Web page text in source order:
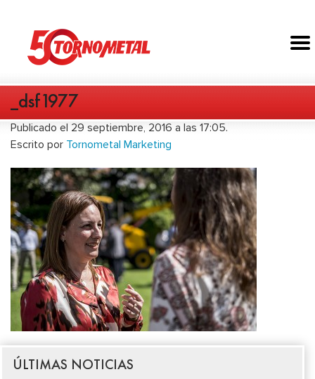
_dsf1977
Publicado el 29 septiembre, 2016 a las 17:05.
Escrito por Tornometal Marketing
ÚLTIMAS NOTICIAS